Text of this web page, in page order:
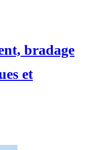
bradage
et